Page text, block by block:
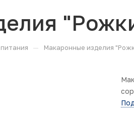
— Макаронные изделия